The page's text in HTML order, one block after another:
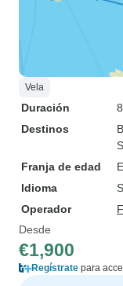
Vela
Duración
Destinos
Franja de edad
Idioma
Operador
Desde
€1,900
Regístrate para